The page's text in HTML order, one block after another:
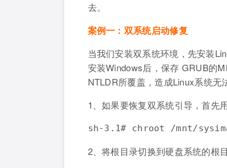
去。
案例一：双系统启动修复
当我们安装双系统环境，先安装
安装Windows后，保存 GRUB的
NTLDR所覆盖，造成Linux系统无
1、如果要恢复双系统引导，首先
sh-3.1# chroot /mnt/
2、将根目录切换到硬盘系统的根